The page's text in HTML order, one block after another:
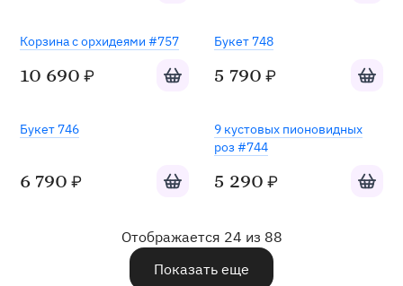
Корзина с орхидеями #757
10 690 ₽ Добавить в корзину
Букет 748
5 790 ₽
Букет 746
6 790 ₽ Добавить в корзину
9 кустовых пионовидных
роз #744
5 290 ₽
Отображается 24 из 88
Показать еще